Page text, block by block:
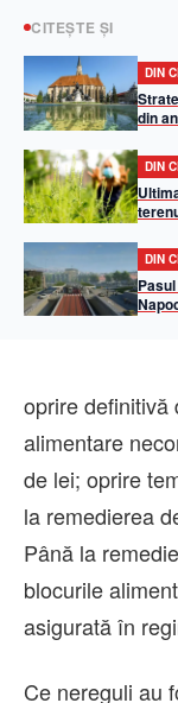
CITEȘTE ȘI
DIN
din
DIN
DIN
oprire definitivă
alimentare
de lei; oprire
la remedierea
Până la
blocurile
asigurată în
Ce nereguli au